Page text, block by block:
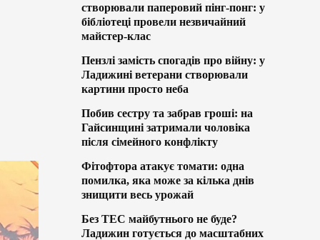
створювали паперовий пінг-понг: у
бібліотеці провели незвичайний
майстер-клас
Пензлі замість спогадів про війну: у
Ладижині ветерани створювали
картини просто неба
Побив сестру та забрав гроші: на
Гайсинщині затримали чоловіка
після сімейного конфлікту
Фітофтора атакує томати: одна
помилка, яка може за кілька днів
знищити весь урожай
Без ТЕС майбутнього не буде?
Ладижин готується до масштабних